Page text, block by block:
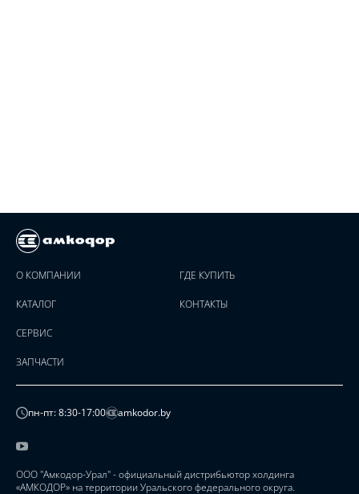
О КОМПАНИИ
КАТАЛОГ
СЕРВИС
ЗАПЧАСТИ
ГДЕ КУПИТЬ
КОНТАКТЫ
пн-пт: 8:30-17:00 amkodor.by
ООО "Амкодор-Урал" - официальный дистрибьютор холдинга
«АМКОДОР» на территории Уральского федерального округа.